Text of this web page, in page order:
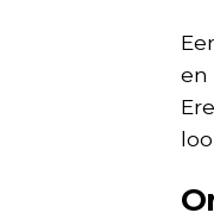
en